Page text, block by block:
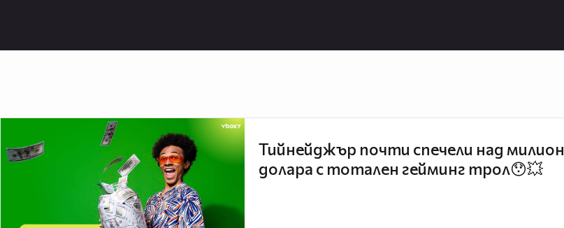
Тийнейджър почти спечели над милион
долара с тотален гейминг трол😯💥